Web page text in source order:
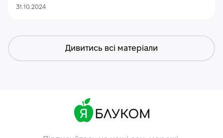
31.10.2024
Дивитись всі матеріали